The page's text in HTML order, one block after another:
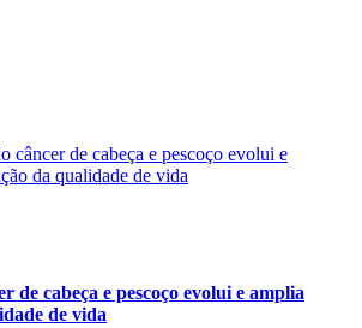
de cabeça e pescoço evolui e amplia
de vida